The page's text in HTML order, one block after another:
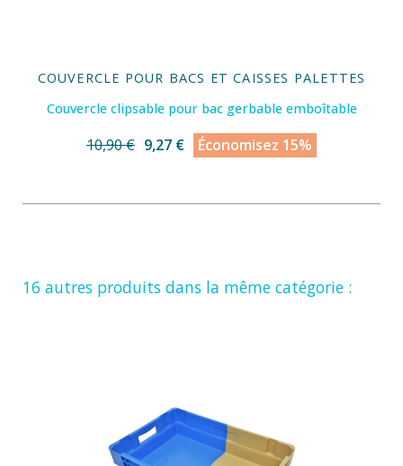
COUVERCLE POUR BACS ET CAISSES PALETTES
Couvercle clipsable pour bac gerbable emboîtable
10,90 € 9,27 € Économisez 15%
16 autres produits dans la même catégorie :